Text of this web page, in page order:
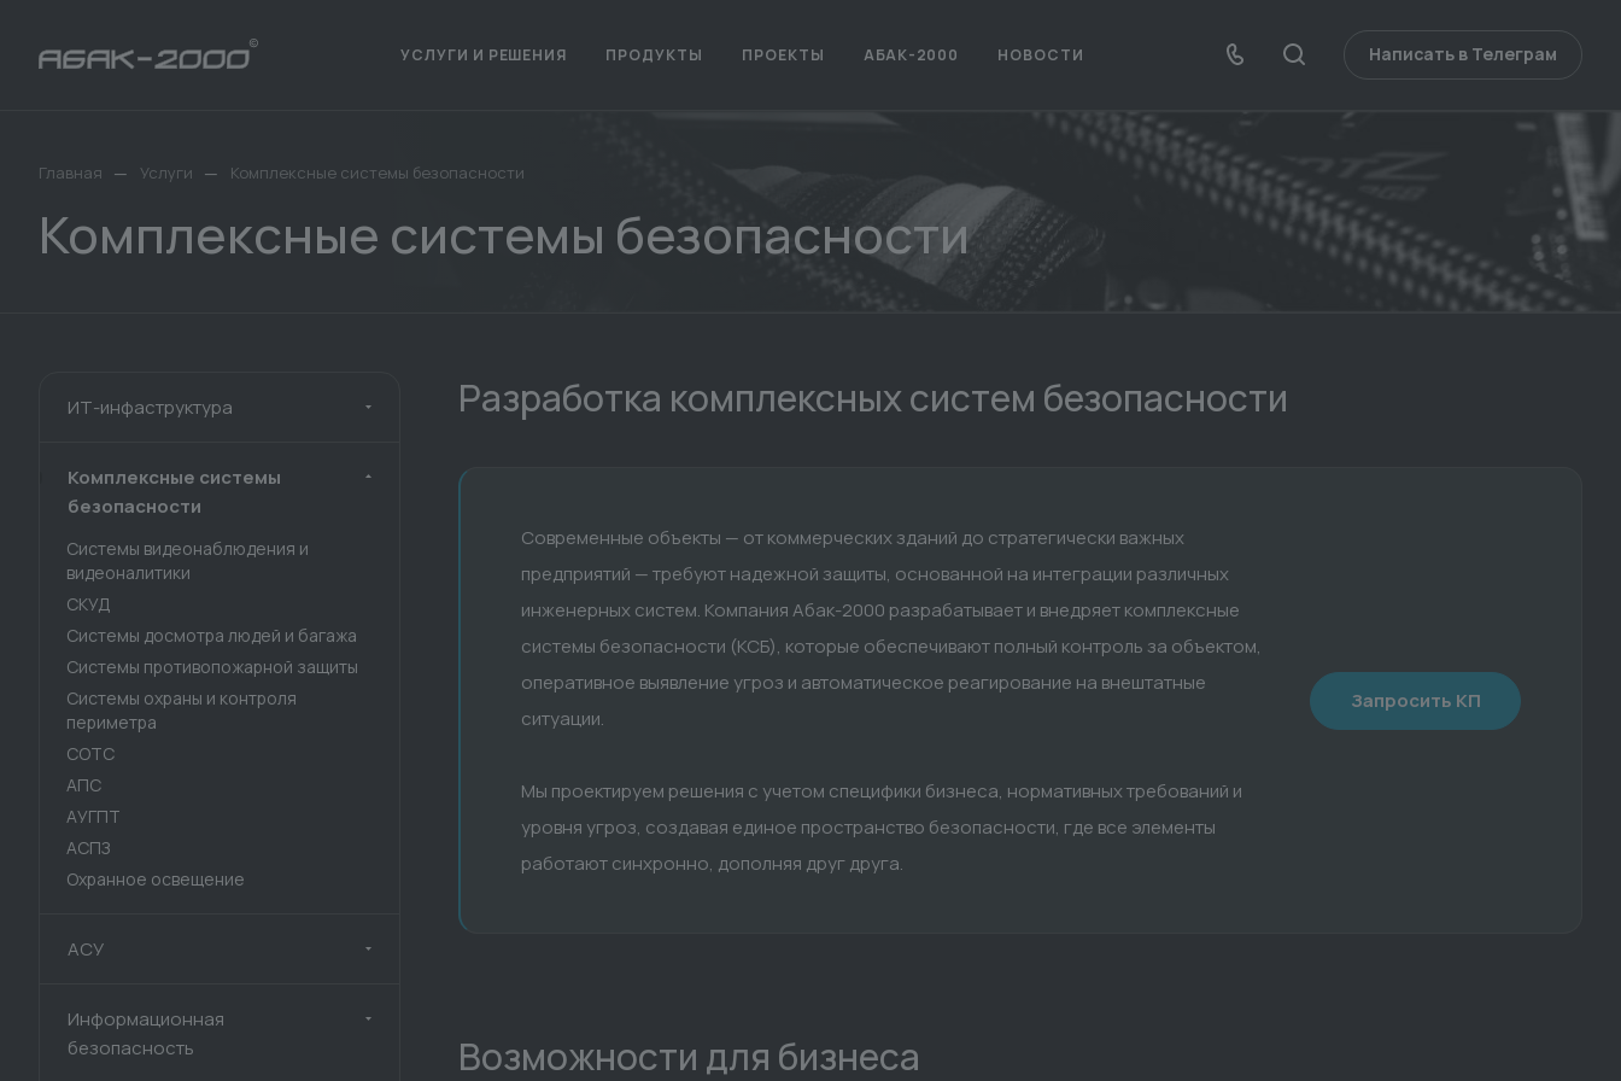
УСЛУГИ И РЕШЕНИЯ ПРОДУКТЫ ПРОЕКТЫ АБАК-2000 НОВОСТИ Написать в Телеграм
Главная — Услуги — Комплексные системы безопасности
Комплексные системы безопасности
Разработка комплексных систем безопасности
Современные объекты — от коммерческих зданий до стратегически важных
предприятий — требуют надежной защиты, основанной на интеграции различных
инженерных систем. Компания Абак-2000 разрабатывает и внедряет комплексные
системы безопасности (КСБ), которые обеспечивают полный контроль за объектом,
оперативное выявление угроз и автоматическое реагирование на внештатные
ситуации.
Мы проектируем решения с учетом специфики бизнеса, нормативных требований и
уровня угроз, создавая единое пространство безопасности, где все элементы
работают синхронно, дополняя друг друга.
Запросить КП
Возможности для бизнеса
ИТ-инфаструктура
Комплексные системы
безопасности
Системы видеонаблюдения и
видеоналитики
СКУД
Системы досмотра людей и багажа
Системы противопожарной защиты
Системы охраны и контроля
периметра
СОТС
АПС
АУГПТ
АСПЗ
Охранное освещение
АСУ
Информационная
безопасность